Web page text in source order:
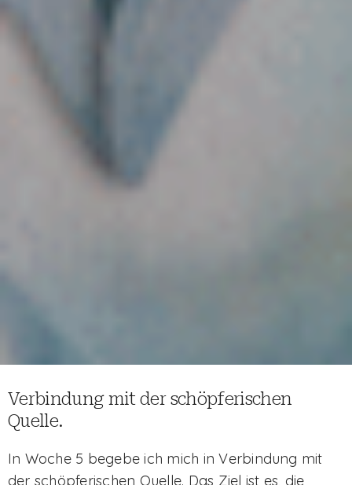
Verbindung mit der schöpferischen
Quelle.
In Woche 5 begebe ich mich in Verbindung mit
der schöpferischen Quelle. Das Ziel ist es, die